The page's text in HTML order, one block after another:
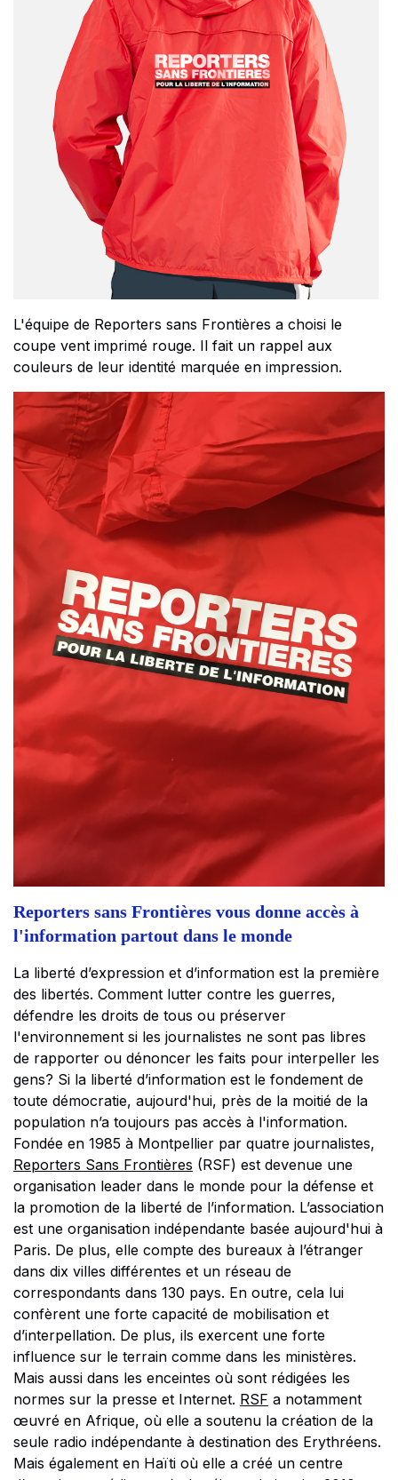
L'équipe de Reporters sans Frontières a choisi le
coupe vent imprimé rouge. Il fait un rappel aux
couleurs de leur identité marquée en impression.
Reporters sans Frontières vous donne accès à
l'information partout dans le monde
La liberté d’expression et d’information est la première
des libertés. Comment lutter contre les guerres,
défendre les droits de tous ou préserver
l'environnement si les journalistes ne sont pas libres
de rapporter ou dénoncer les faits pour interpeller les
gens? Si la liberté d’information est le fondement de
toute démocratie, aujourd'hui, près de la moitié de la
population n’a toujours pas accès à l'information.
Fondée en 1985 à Montpellier par quatre journalistes,
Reporters Sans Frontières (RSF) est devenue une
organisation leader dans le monde pour la défense et
la promotion de la liberté de l’information. L’association
est une organisation indépendante basée aujourd'hui à
Paris. De plus, elle compte des bureaux à l’étranger
dans dix villes différentes et un réseau de
correspondants dans 130 pays. En outre, cela lui
confèrent une forte capacité de mobilisation et
d’interpellation. De plus, ils exercent une forte
influence sur le terrain comme dans les ministères.
Mais aussi dans les enceintes où sont rédigées les
normes sur la presse et Internet. RSF a notamment
œuvré en Afrique, où elle a soutenu la création de la
seule radio indépendante à destination des Erythréens.
Mais également en Haïti où elle a créé un centre